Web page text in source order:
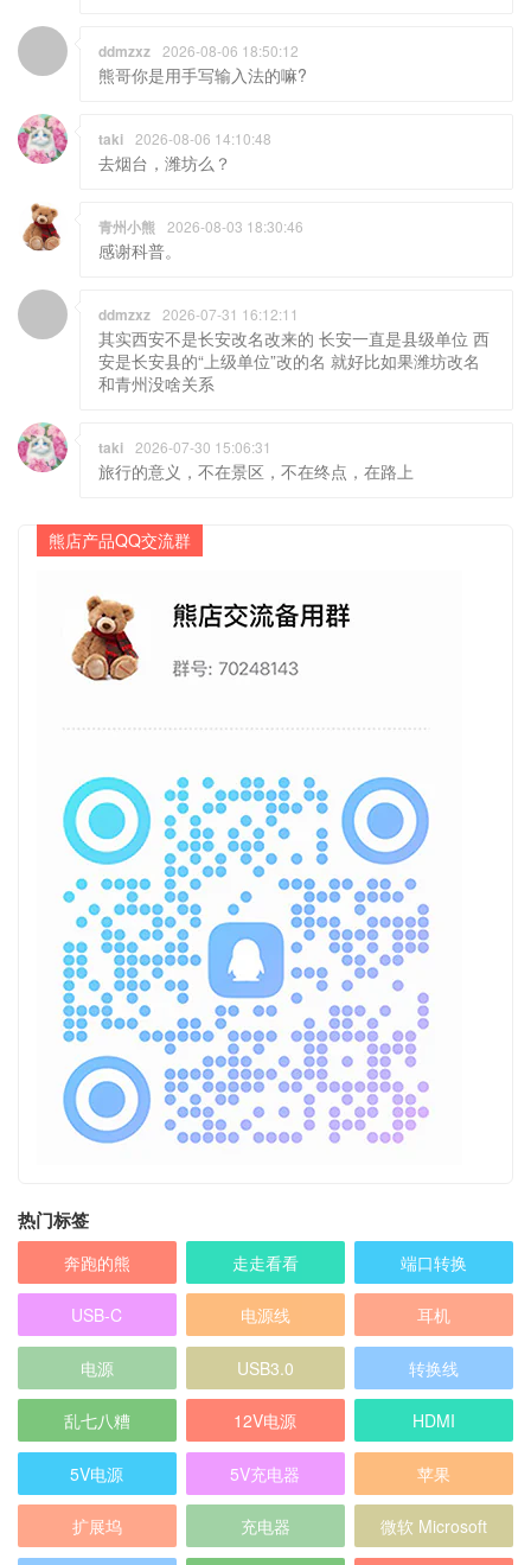
ddmzxz 2026-08-06 18:50:12
熊哥你是用手写输入法的嘛?
taki 2026-08-06 14:10:48
去烟台，潍坊么？
青州小熊 2026-08-03 18:30:46
感谢科普。
ddmzxz 2026-07-31 16:12:11
其实西安不是长安改名改来的 长安一直是县级单位 西
安是长安县的“上级单位”改的名 就好比如果潍坊改名
和青州没啥关系
taki 2026-07-30 15:06:31
旅行的意义，不在景区，不在终点，在路上
熊店产品QQ交流群
热门标签
奔跑的熊 走走看看 端口转换
USB-C 电源线 耳机
电源 USB3.0 转换线
乱七八糟 12V电源 HDMI
5V电源 5V充电器 苹果
扩展坞 充电器 微软 Microsoft